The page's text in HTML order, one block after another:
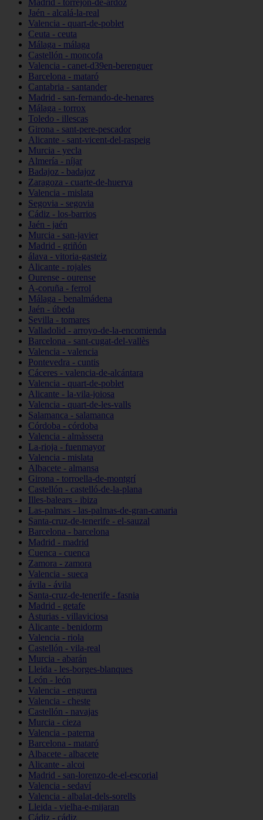
Madrid - torrejón-de-ardoz
Jaén - alcalá-la-real
Valencia - quart-de-poblet
Ceuta - ceuta
Málaga - málaga
Castellón - moncofa
Valencia - canet-d39en-berenguer
Barcelona - mataró
Cantabria - santander
Madrid - san-fernando-de-henares
Málaga - torrox
Toledo - illescas
Girona - sant-pere-pescador
Alicante - sant-vicent-del-raspeig
Murcia - yecla
Almería - níjar
Badajoz - badajoz
Zaragoza - cuarte-de-huerva
Valencia - mislata
Segovia - segovia
Cádiz - los-barrios
Jaén - jaén
Murcia - san-javier
Madrid - griñón
álava - vitoria-gasteiz
Alicante - rojales
Ourense - ourense
A-coruña - ferrol
Málaga - benalmádena
Jaén - úbeda
Sevilla - tomares
Valladolid - arroyo-de-la-encomienda
Barcelona - sant-cugat-del-vallès
Valencia - valencia
Pontevedra - cuntis
Cáceres - valencia-de-alcántara
Valencia - quart-de-poblet
Alicante - la-vila-joiosa
Valencia - quart-de-les-valls
Salamanca - salamanca
Córdoba - córdoba
Valencia - almàssera
La-rioja - fuenmayor
Valencia - mislata
Albacete - almansa
Girona - torroella-de-montgrí
Castellón - castelló-de-la-plana
Illes-balears - ibiza
Las-palmas - las-palmas-de-gran-canaria
Santa-cruz-de-tenerife - el-sauzal
Barcelona - barcelona
Madrid - madrid
Cuenca - cuenca
Zamora - zamora
Valencia - sueca
ávila - ávila
Santa-cruz-de-tenerife - fasnia
Madrid - getafe
Asturias - villaviciosa
Alicante - benidorm
Valencia - riola
Castellón - vila-real
Murcia - abarán
Lleida - les-borges-blanques
León - león
Valencia - enguera
Valencia - cheste
Castellón - navajas
Murcia - cieza
Valencia - paterna
Barcelona - mataró
Albacete - albacete
Alicante - alcoi
Madrid - san-lorenzo-de-el-escorial
Valencia - sedaví
Valencia - albalat-dels-sorells
Lleida - vielha-e-mijaran
Cádiz - cádiz